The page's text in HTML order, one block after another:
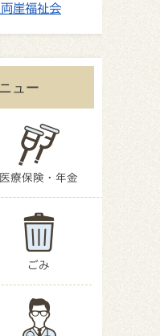
崖福祉会
ュー
医療保険・年金
ごみ